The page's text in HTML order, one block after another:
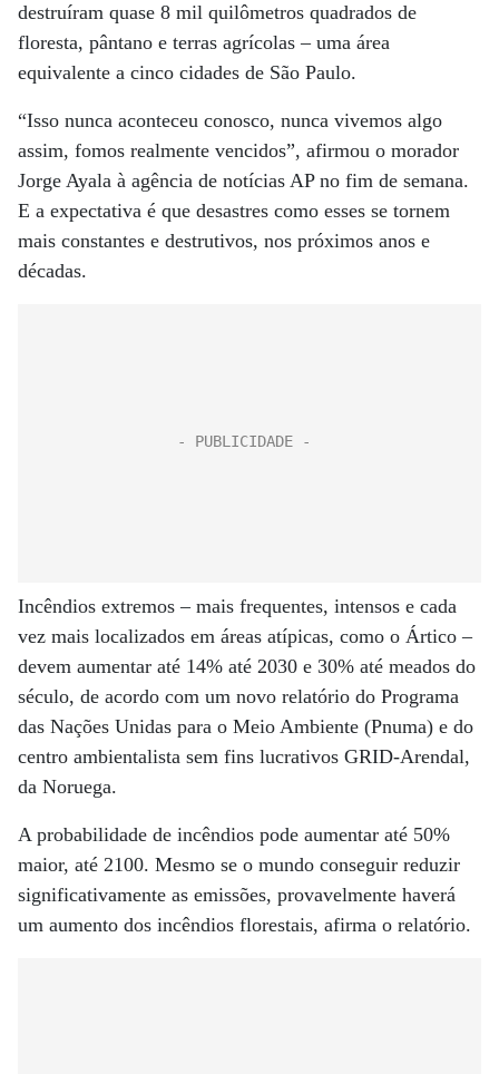
destruíram quase 8 mil quilômetros quadrados de
floresta, pântano e terras agrícolas – uma área
equivalente a cinco cidades de São Paulo.
“Isso nunca aconteceu conosco, nunca vivemos algo
assim, fomos realmente vencidos”, afirmou o morador
Jorge Ayala à agência de notícias AP no fim de semana.
E a expectativa é que desastres como esses se tornem
mais constantes e destrutivos, nos próximos anos e
décadas.
Incêndios extremos – mais frequentes, intensos e cada
vez mais localizados em áreas atípicas, como o Ártico –
devem aumentar até 14% até 2030 e 30% até meados do
século, de acordo com um novo relatório do Programa
das Nações Unidas para o Meio Ambiente (Pnuma) e do
centro ambientalista sem fins lucrativos GRID-Arendal,
da Noruega.
A probabilidade de incêndios pode aumentar até 50%
maior, até 2100. Mesmo se o mundo conseguir reduzir
significativamente as emissões, provavelmente haverá
um aumento dos incêndios florestais, afirma o relatório.